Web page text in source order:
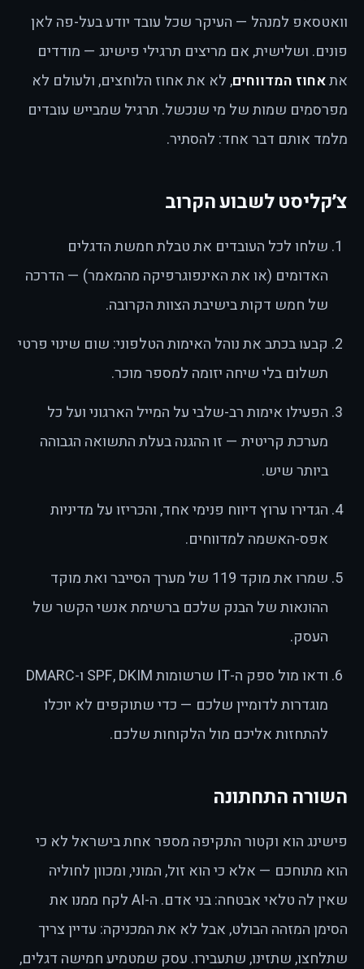
וואטסאפ למנהל — העיקר שכל עובד יודע בעל-פה לאן
פונים. ושלישית, אם מריצים תרגילי פישינג — מודדים
אתאחוז המדווחים, לא את אחוז הלוחצים, ולעולם לא
מפרסמים שמות של מי שנכשל. תרגיל שמבייש עובדים
מלמד אותם דבר אחד: להסתיר.
צ׳קליסט לשבוע הקרוב
שלחו לכל העובדים את טבלת חמשת הדגלים
האדומים (או את האינפוגרפיקה מהמאמר) — הדרכה
של חמש דקות בישיבת הצוות הקרובה.
קבעו בכתב את נוהל האימות הטלפוני: שום שינוי פרטי
תשלום בלי שיחה יזומה למספר מוכר.
הפעילו אימות רב-שלבי על המייל הארגוני ועל כל
מערכת קריטית — זו ההגנה בעלת התשואה הגבוהה
ביותר שיש.
הגדירו ערוץ דיווח פנימי אחד, והכריזו על מדיניות
אפס-האשמה למדווחים.
שמרו את מוקד 119 של מערך הסייבר ואת מוקד
ההונאות של הבנק שלכם ברשימת אנשי הקשר של
העסק.
ודאו מול ספק ה-IT שרשומות SPF, DKIM ו-DMARC
מוגדרות לדומיין שלכם — כדי שתוקפים לא יוכלו
להתחזות אליכם מול הלקוחות שלכם.
השורה התחתונה
פישינג הוא וקטור התקיפה מספר אחת בישראל לא כי
הוא מתוחכם — אלא כי הוא זול, המוני, ומכוון לחוליה
שאין לה טלאי אבטחה: בני אדם. ה-AI לקח ממנו את
הסימן המזהה הבולט, אבל לא את המכניקה: עדיין צריך
שתלחצו, שתזינו, שתעבירו. עסק שמטמיע חמישה דגלים,